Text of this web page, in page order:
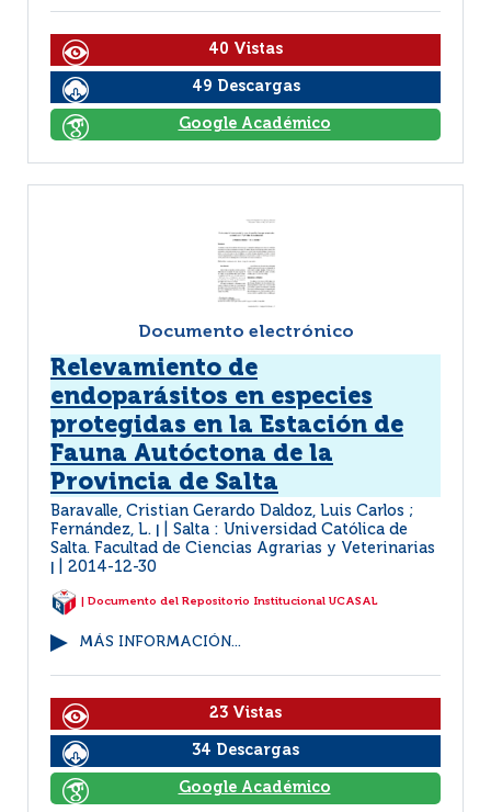
40 Vistas
49 Descargas
Google Académico
Documento electrónico
Relevamiento de
endoparásitos en especies
protegidas en la Estación de
Fauna Autóctona de la
Provincia de Salta
Baravalle, Cristian Gerardo Daldoz, Luis Carlos ;
Fernández, L.
Salta : Universidad Católica de
Salta. Facultad de Ciencias Agrarias y Veterinarias
2014-12-30
| Documento del Repositorio Institucional UCASAL
MÁS INFORMACIÓN...
23 Vistas
34 Descargas
Google Académico